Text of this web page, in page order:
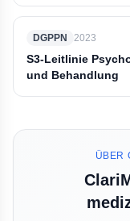
DGPPN 2023
S3-Leitlinie
und Behandlung
ÜBER